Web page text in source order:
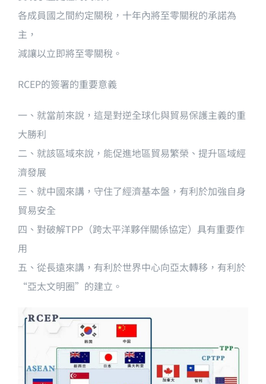
各成員國之間約定關稅，十年內將至零關稅的承諾為
主，
減讓以立即將至零關稅。
RCEP的簽署的重要意義
一、就當前來說，這是對逆全球化與貿易保護主義的重
大勝利
二、就該區域來說，能促進地區貿易繁榮、提升區域經
濟發展
三、就中國來講，守住了經濟基本盤，有利於加強自身
貿易安全
四、對破解TPP（跨太平洋夥伴關係協定）具有重要作
用
五、從長遠來講，有利於世界中心向亞太轉移，有利於
“亞太文明圈”的建立。